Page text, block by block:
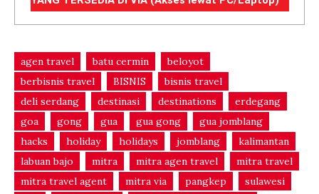
agen travel batu cermin
beloyot
berbisnis travel
BISNIS
bisnis travel
deli serdang
destinasi destinations
erdegang
goa
gong gua gua gong
gua jomblang
hacks
holiday holidays jomblang
kalimantan
labuan bajo
mitra mitra agen travel
mitra travel
mitra travel agent
mitra via pangkep
sulawesi